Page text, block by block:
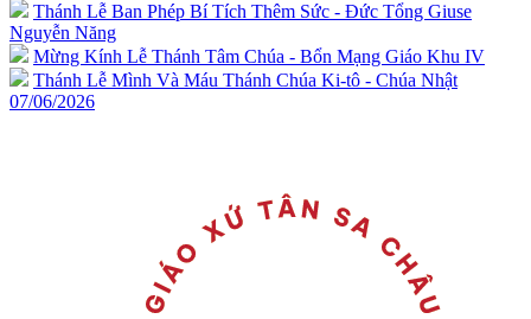
Thánh Lễ Ban Phép Bí Tích Thêm Sức - Đức Tổng Giuse
Nguyễn Năng
Mừng Kính Lễ Thánh Tâm Chúa - Bổn Mạng Giáo Khu IV
Thánh Lễ Mình Và Máu Thánh Chúa Ki-tô - Chúa Nhật
07/06/2026